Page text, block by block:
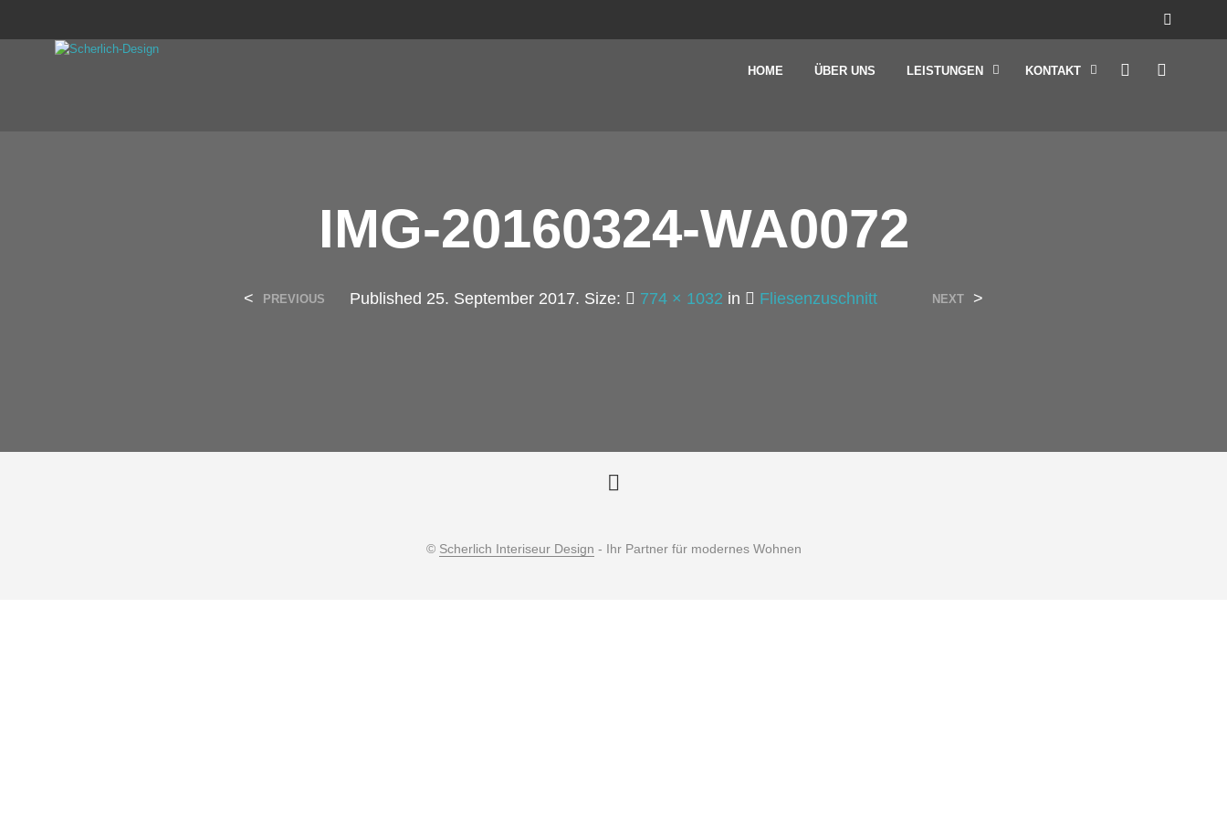
HOME ÜBER UNS LEISTUNGEN KONTAKT
IMG-20160324-WA0072
Published 25. September 2017. Size: 774 × 1032 in Fliesenzuschnitt
< PREVIOUS NEXT >
© Scherlich Interiseur Design - Ihr Partner für modernes Wohnen